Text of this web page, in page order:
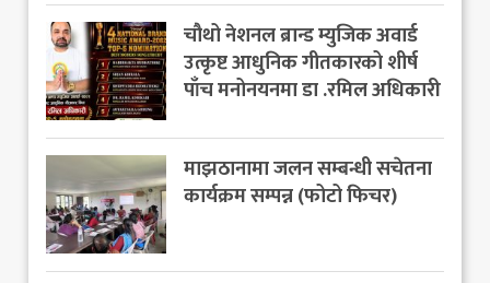
चौथो नेशनल ब्रान्ड म्युजिक अवार्ड
उत्कृष्ट आधुनिक गीतकारको शीर्ष
पाँच मनोनयनमा डा .रमिल अधिकारी
माझठानामा जलन सम्बन्धी सचेतना
कार्यक्रम सम्पन्न (फोटो फिचर)